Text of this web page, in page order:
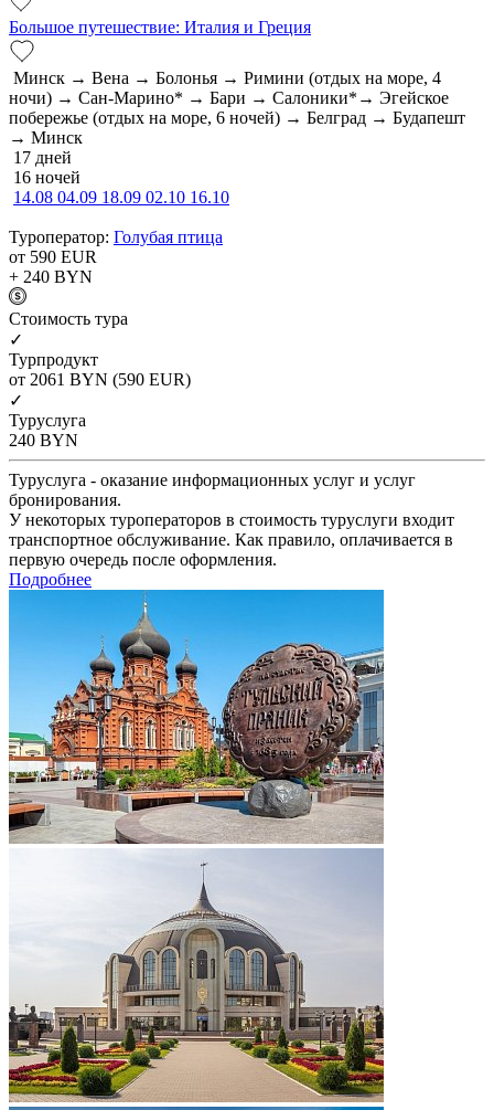
Большое путешествие: Италия и Греция
Минск → Вена → Болонья → Римини (отдых на море, 4
ночи) → Сан-Марино* → Бари → Салоники*→ Эгейское
побережье (отдых на море, 6 ночей) → Белград → Будапешт
→ Минск
17 дней
16 ночей
14.08 04.09 18.09 02.10 16.10
Туроператор: Голубая птица
от 590 EUR
+ 240 BYN
Cтоимость тура
✓
Турпродукт
от 2061 BYN (590 EUR)
✓
Туруслуга
240 BYN
Туруслуга - оказание информационных услуг и услуг
бронирования.
У некоторых туроператоров в стоимость туруслуги входит
транспортное обслуживание. Как правило, оплачивается в
первую очередь после оформления.
Подробнее